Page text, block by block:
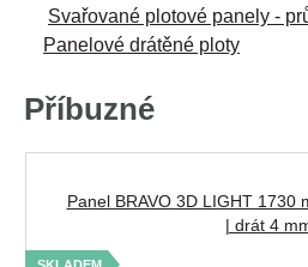
Svařované plotové panely -
Panelové drátěné ploty
Příbuzné
Panel BRAVO 3D LIGHT 1730
| drát 4